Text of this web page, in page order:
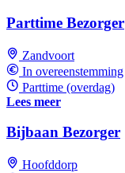
Parttime Bezorger
Zandvoort
In overeenstemming
Parttime (overdag)
Lees meer
Bijbaan Bezorger
Hoofddorp